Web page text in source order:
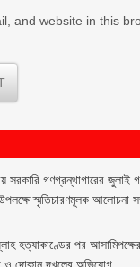
and website in this
সরকারি গণগ্রন্থাগারের
স্মৃতিচারণমূলক আলোচনা
হত্যাকাণ্ডের পর
ও দোকান দখলের অভিযোগ